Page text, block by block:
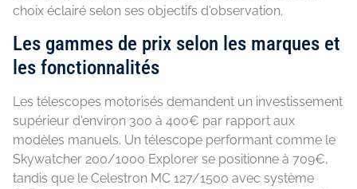
choix éclairé selon ses objectifs d'observation.
Les gammes de prix selon les marques et
les fonctionnalités
Les télescopes motorisés demandent un investissement
supérieur d'environ 300 à 400€ par rapport aux
modèles manuels. Un télescope performant comme le
Skywatcher 200/1000 Explorer se positionne à 709€,
tandis que le Celestron MC 127/1500 avec système